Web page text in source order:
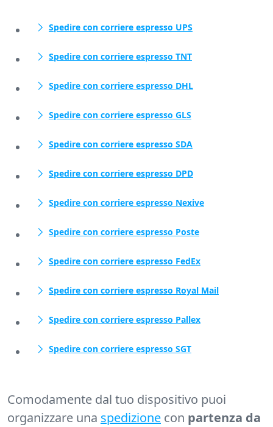
Spedire con corriere espresso UPS
Spedire con corriere espresso TNT
Spedire con corriere espresso DHL
Spedire con corriere espresso GLS
Spedire con corriere espresso SDA
Spedire con corriere espresso DPD
Spedire con corriere espresso Nexive
Spedire con corriere espresso Poste
Spedire con corriere espresso FedEx
Spedire con corriere espresso Royal Mail
Spedire con corriere espresso Pallex
Spedire con corriere espresso SGT
Comodamente dal tuo dispositivo puoi
organizzare una spedizione con partenza da